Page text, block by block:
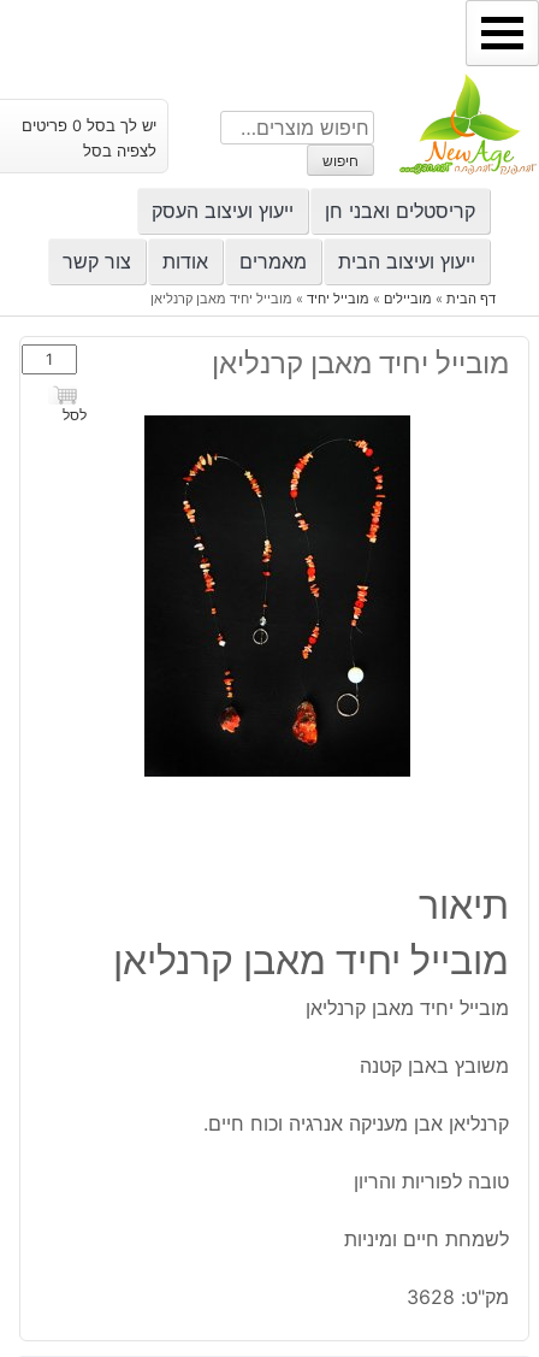
דילוג
לתוכן
חיפוש
עבור:
חיפוש
יש לך בסל 0 פריטים
לצפיה בסל
קריסטלים ואבני חן ייעוץ ועיצוב העסק
ייעוץ ועיצוב הבית מאמרים אודות צור קשר
דף הבית» מוביילים » מובייל יחיד» מובייל יחיד מאבן קרנליאן
מובייל יחיד מאבן קרנליאן
כמות
של
מובייל
לסל
תיאור
מובייל יחיד מאבן קרנליאן
מובייל יחיד מאבן קרנליאן
משובץ באבן קטנה
קרנליאן אבן מעניקה אנרגיה וכוח חיים.
טובה לפוריות והריון
לשמחת חיים ומיניות
מק"ט: 3628